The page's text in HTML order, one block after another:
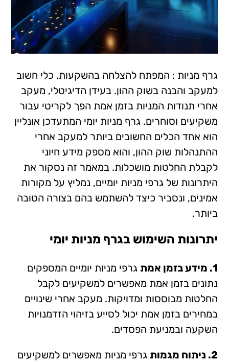
גרף מניות : המפתח להצלחה בהשקעות, כלי חשוב
למעקב והבנה בשוק ההון. בעידן הדיגיטלי, מעקב
אחרי תנודות המניות בזמן אמת הפך לקריטי עבור
משקיעים וסוחרים. גרף מניות יומי המתעדכן אונליין
הוא אחד הכלים החשובים ביותר למעקב אחרי
ההתנהלות שוק ההון, והוא מספק מידע חיוני
לקבלת החלטות מושכלות. במאמר זה נסקור את
היתרונות של גרפי מניות יומיים, נמליץ על מקורות
אמינים, ונסביר כיצד להשתמש בהם בצורה הטובה
ביותר.
יתרונות השימוש בגרף מניות יומי
1. מידע בזמן אמת
גרפי מניות יומיים המספקים
נתונים בזמן אמת מאפשרים למשקיעים לקבל
החלטות מבוססות ומדויקות. מעקב אחרי שינויים
במחירים בזמן אמת יכול לסייע בזיהוי הזדמנויות
השקעה ובמניעת הפסדים.
2. ניתוח מגמות
גרפי מניות מאפשרים למשקיעים